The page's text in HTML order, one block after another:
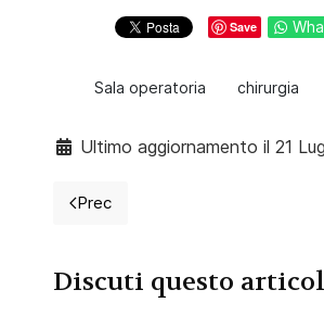
Save
Sala operatoria chirurgia
Ultimo aggiornamento il 21
Articolo precedente: Corso
Prec
Discuti questo